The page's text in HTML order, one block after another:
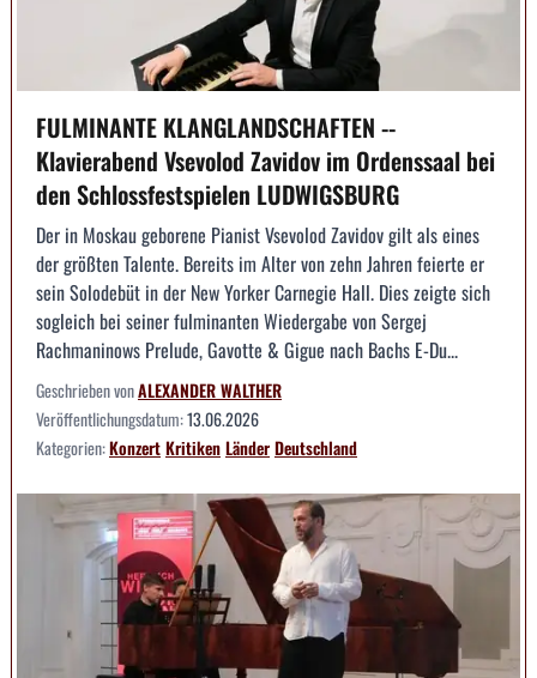
FULMINANTE KLANGLANDSCHAFTEN --
Klavierabend Vsevolod Zavidov im Ordenssaal bei
den Schlossfestspielen LUDWIGSBURG
Der in Moskau geborene Pianist Vsevolod Zavidov gilt als eines
der größten Talente. Bereits im Alter von zehn Jahren feierte er
sein Solodebüt in der New Yorker Carnegie Hall. Dies zeigte sich
sogleich bei seiner fulminanten Wiedergabe von Sergej
Rachmaninows Prelude, Gavotte & Gigue nach Bachs E-Du...
Geschrieben vonALEXANDER WALTHER
Veröffentlichungsdatum:13.06.2026
Kategorien:KonzertKritikenLänderDeutschland